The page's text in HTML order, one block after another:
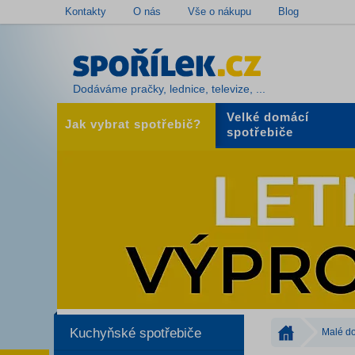
Kontakty O nás Vše o nákupu Blog
Dodáváme pračky, lednice, televize, ...
Jak vybrat spotřebič?
Velké domácí
spotřebiče
Malé
Kuchyňské spotřebiče